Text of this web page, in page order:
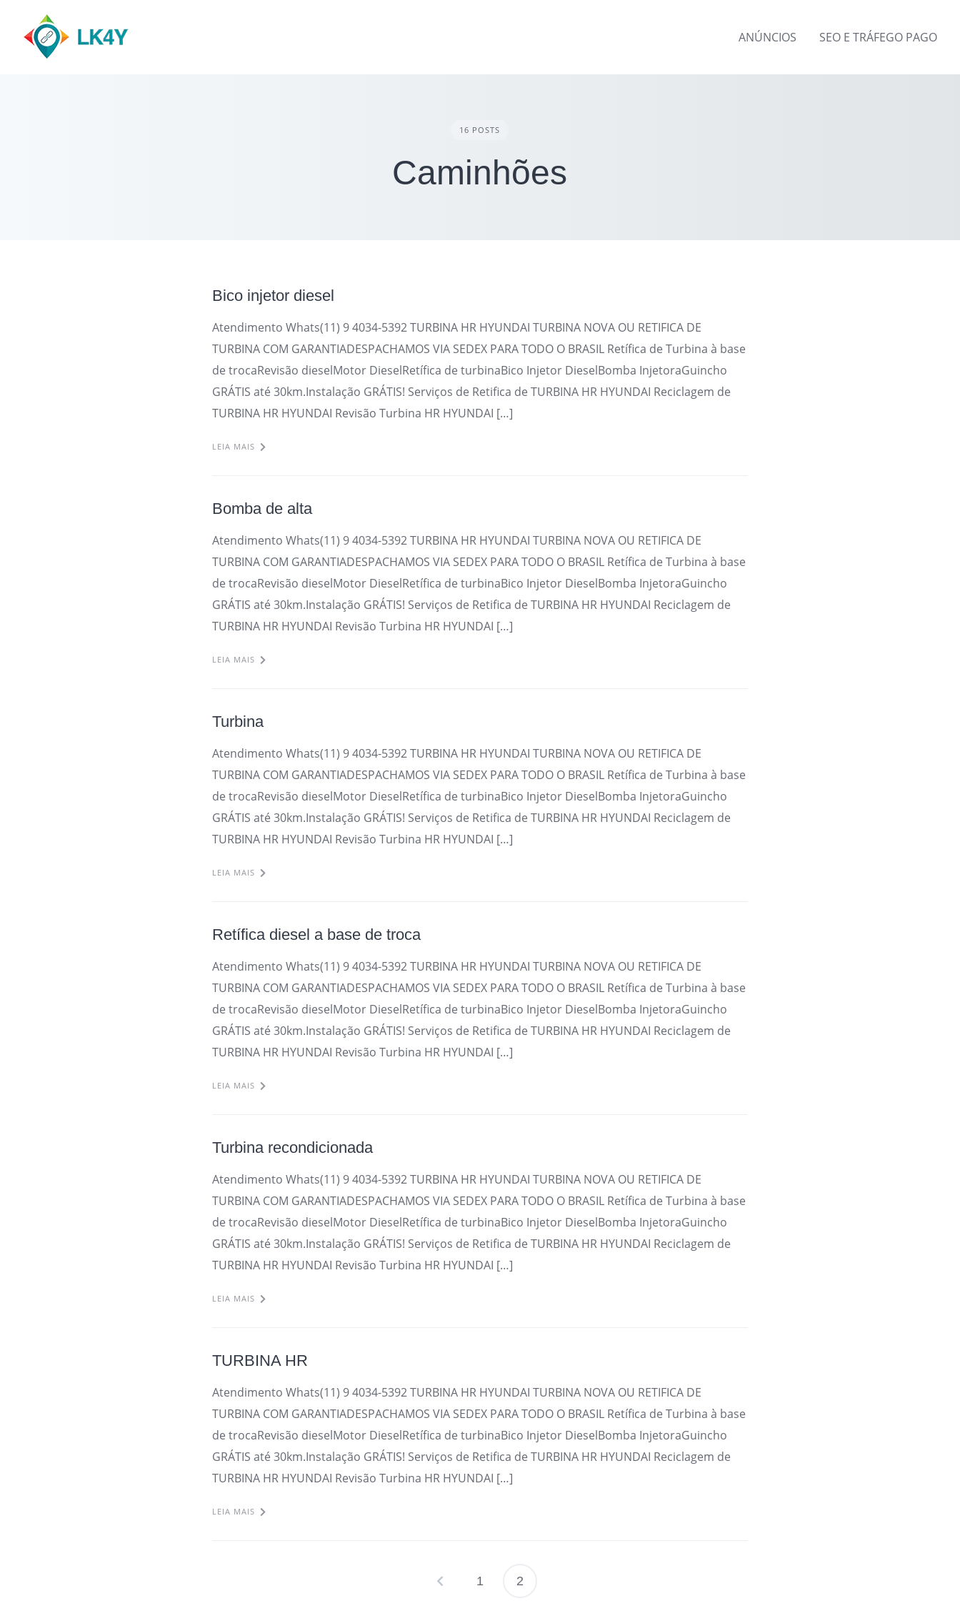
content
ANÚNCIOS SEO E TRÁFEGO PAGO
16 POSTS
Caminhões
Bico injetor diesel
Atendimento Whats(11) 9 4034-5392 TURBINA HR HYUNDAI TURBINA NOVA OU RETIFICA DE
TURBINA COM GARANTIADESPACHAMOS VIA SEDEX PARA TODO O BRASIL Retífica de Turbina à base
de trocaRevisão dieselMotor DieselRetífica de turbinaBico Injetor DieselBomba InjetoraGuincho
GRÁTIS até 30km.Instalação GRÁTIS! Serviços de Retifica de TURBINA HR HYUNDAI Reciclagem de
TURBINA HR HYUNDAI Revisão Turbina HR HYUNDAI […]
LEIA MAIS
Bomba de alta
Atendimento Whats(11) 9 4034-5392 TURBINA HR HYUNDAI TURBINA NOVA OU RETIFICA DE
TURBINA COM GARANTIADESPACHAMOS VIA SEDEX PARA TODO O BRASIL Retífica de Turbina à base
de trocaRevisão dieselMotor DieselRetífica de turbinaBico Injetor DieselBomba InjetoraGuincho
GRÁTIS até 30km.Instalação GRÁTIS! Serviços de Retifica de TURBINA HR HYUNDAI Reciclagem de
TURBINA HR HYUNDAI Revisão Turbina HR HYUNDAI […]
LEIA MAIS
Turbina
Atendimento Whats(11) 9 4034-5392 TURBINA HR HYUNDAI TURBINA NOVA OU RETIFICA DE
TURBINA COM GARANTIADESPACHAMOS VIA SEDEX PARA TODO O BRASIL Retífica de Turbina à base
de trocaRevisão dieselMotor DieselRetífica de turbinaBico Injetor DieselBomba InjetoraGuincho
GRÁTIS até 30km.Instalação GRÁTIS! Serviços de Retifica de TURBINA HR HYUNDAI Reciclagem de
TURBINA HR HYUNDAI Revisão Turbina HR HYUNDAI […]
LEIA MAIS
Retífica diesel a base de troca
Atendimento Whats(11) 9 4034-5392 TURBINA HR HYUNDAI TURBINA NOVA OU RETIFICA DE
TURBINA COM GARANTIADESPACHAMOS VIA SEDEX PARA TODO O BRASIL Retífica de Turbina à base
de trocaRevisão dieselMotor DieselRetífica de turbinaBico Injetor DieselBomba InjetoraGuincho
GRÁTIS até 30km.Instalação GRÁTIS! Serviços de Retifica de TURBINA HR HYUNDAI Reciclagem de
TURBINA HR HYUNDAI Revisão Turbina HR HYUNDAI […]
LEIA MAIS
Turbina recondicionada
Atendimento Whats(11) 9 4034-5392 TURBINA HR HYUNDAI TURBINA NOVA OU RETIFICA DE
TURBINA COM GARANTIADESPACHAMOS VIA SEDEX PARA TODO O BRASIL Retífica de Turbina à base
de trocaRevisão dieselMotor DieselRetífica de turbinaBico Injetor DieselBomba InjetoraGuincho
GRÁTIS até 30km.Instalação GRÁTIS! Serviços de Retifica de TURBINA HR HYUNDAI Reciclagem de
TURBINA HR HYUNDAI Revisão Turbina HR HYUNDAI […]
LEIA MAIS
TURBINA HR
Atendimento Whats(11) 9 4034-5392 TURBINA HR HYUNDAI TURBINA NOVA OU RETIFICA DE
TURBINA COM GARANTIADESPACHAMOS VIA SEDEX PARA TODO O BRASIL Retífica de Turbina à base
de trocaRevisão dieselMotor DieselRetífica de turbinaBico Injetor DieselBomba InjetoraGuincho
GRÁTIS até 30km.Instalação GRÁTIS! Serviços de Retifica de TURBINA HR HYUNDAI Reciclagem de
TURBINA HR HYUNDAI Revisão Turbina HR HYUNDAI […]
LEIA MAIS
Paginação
1 2